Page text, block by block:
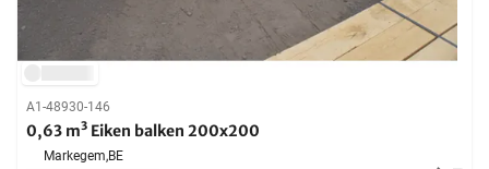
A1-48930-146
0,63 m³ Eiken balken 200x200
Markegem,BE